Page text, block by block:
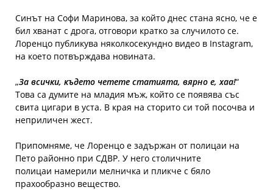
Синът на Софи Маринова, за който днес стана ясно, че е
бил хванат с дрога, отговори кратко за случилото се.
Лоренцо публикува няколкосекундно видео в Instagram,
на което потвърждава новината.
„За всички, където четете статията, вярно е, хаа!“
Това са думите на младия мъж, който се появява със
свита цигари в уста. В края на сторито си той посочва и
неприличен жест.
Припомняме, че Лоренцо е задържан от полицаи на
Пето районно при СДВР. У него столичните
полицаи намерили мелничка и пликче с бяло
прахообразно вещество.